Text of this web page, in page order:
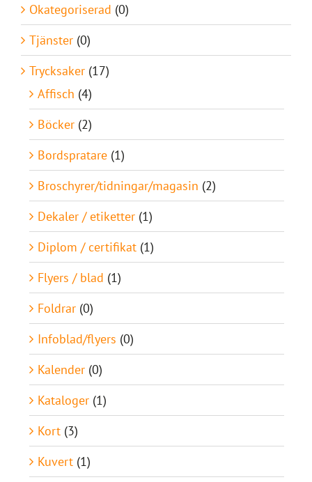
Okategoriserad (0)
Tjänster (0)
Trycksaker (17)
Affisch (4)
Böcker (2)
Bordspratare (1)
Broschyrer/tidningar/magasin (2)
Dekaler / etiketter (1)
Diplom / certifikat (1)
Flyers / blad (1)
Foldrar (0)
Infoblad/flyers (0)
Kalender (0)
Kataloger (1)
Kort (3)
Kuvert (1)